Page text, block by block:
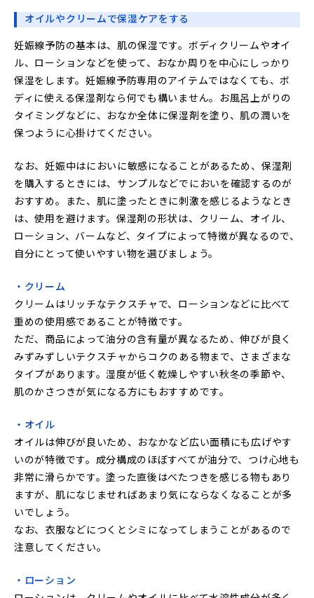
オイルやクリームで保湿ケアをする
妊娠線予防の基本は、肌の保湿です。ボディクリームやオイ
ル、ローションなどを使って、おなか周りを中心にしっかり
保湿をします。妊娠線予防専用のアイテムではなくても、ボ
ディに使える保湿剤なら何でも構いません。お風呂上がりの
タイミングなどに、おなか全体に保湿剤を塗り、肌の潤いを
保つように心掛けてください。
なお、妊娠中はにおいに敏感になることがあるため、保湿剤
を購入するときには、サンプルなどでにおいを確認するのが
おすすめ。また、肌に塗ったときに刺激を感じるようなとき
は、使用を避けます。保湿剤の形状は、クリーム、オイル、
ローション、バームなど、タイプによって特徴が異なるので、
自分にとって使いやすい物を選びましょう。
・クリーム
クリームはリッチなテクスチャで、ローションなどに比べて
重めの使用感であることが特徴です。
ただ、商品によって油分の含有量が異なるため、伸びが良く
みずみずしいテクスチャからコクのある物まで、さまざまな
タイプがあります。湿度が低く乾燥しやすい秋冬の季節や、
肌のかさつきが気になる方にもおすすめです。
・オイル
オイルは伸びが良いため、おなかなど広い面積にも広げやす
いのが特徴です。成分構成のほぼすべてが油分で、つけ心地も
非常に滑らかです。塗った直後はべたつきを感じる物もあり
ますが、肌になじませればあまり気にならなくなることが多
いでしょう。
なお、衣服などにつくとシミになってしまうことがあるので
注意してください。
・ローション